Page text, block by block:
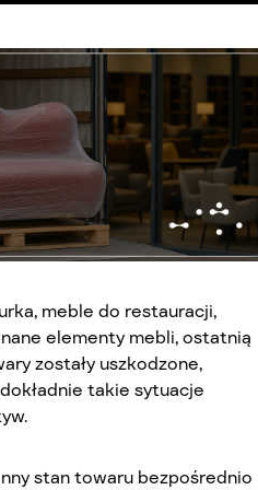
meble do restauracji,
elementy mebli, ostatnią
zostały uszkodzone,
takie sytuacje
stan towaru bezpośrednio